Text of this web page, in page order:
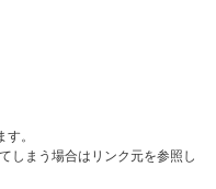
。
しまう場合はリンク元を参照し